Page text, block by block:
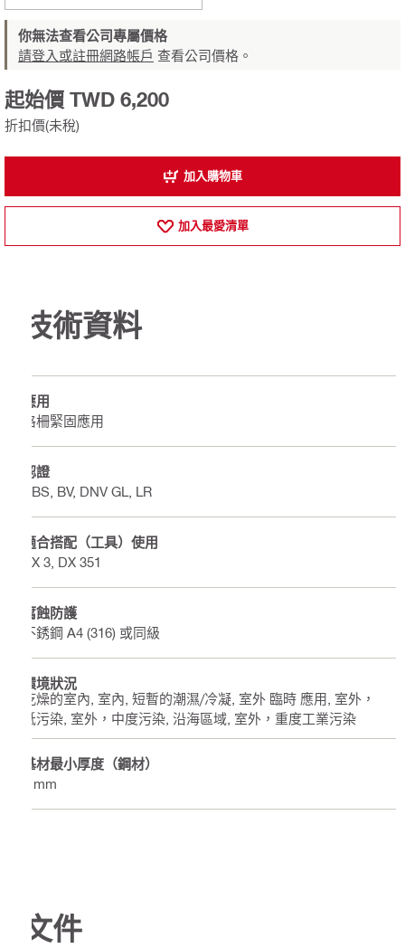
你無法查看公司專屬價格
請登入或註冊網路帳戶 查看公司價格。
折扣價(未稅)
起始價 TWD 6,200
加入購物車
加入最愛清單
技術資料
應用
格柵緊固應用
認證
ABS, BV, DNV GL, LR
適合搭配（工具）使用
BX 3, DX 351
腐蝕防護
不銹鋼 A4 (316) 或同級
環境狀況
乾燥的室內, 室內, 短暫的潮濕/冷凝, 室外 臨時 應用, 室外，
低污染, 室外，中度污染, 沿海區域, 室外，重度工業污染
基材最小厚度（鋼材）
6 mm
文件